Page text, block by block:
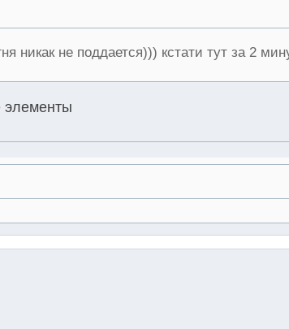
никак не поддается))) кстати тут за 2
элементы